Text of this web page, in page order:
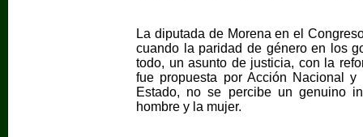
La diputada de Morena en el
cuando la paridad de género en los
todo, un asunto de justicia, con la
fue propuesta por Acción Nacional
Estado, no se percibe un genuino
hombre y la mujer.